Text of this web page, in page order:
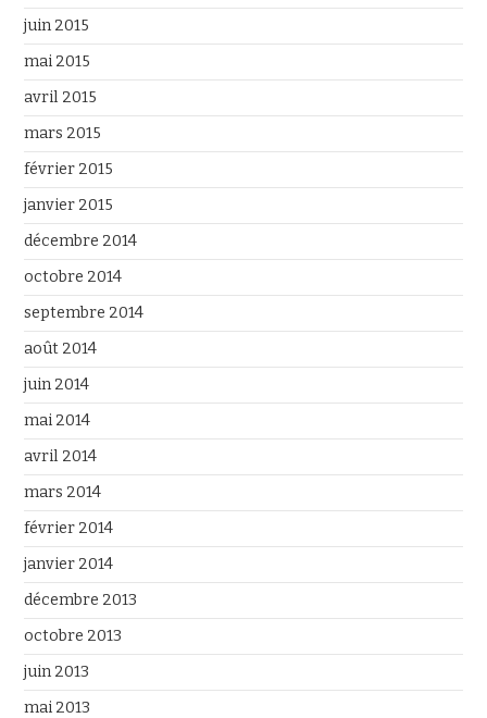
juin 2015
mai 2015
avril 2015
mars 2015
février 2015
janvier 2015
décembre 2014
octobre 2014
septembre 2014
août 2014
juin 2014
mai 2014
avril 2014
mars 2014
février 2014
janvier 2014
décembre 2013
octobre 2013
juin 2013
mai 2013